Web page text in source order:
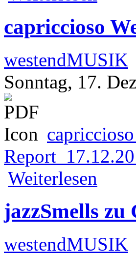
capriccioso
westendMUSIK
Sonntag, 17.
Weiterlesen
jazzSmells zu
westendMUSIK